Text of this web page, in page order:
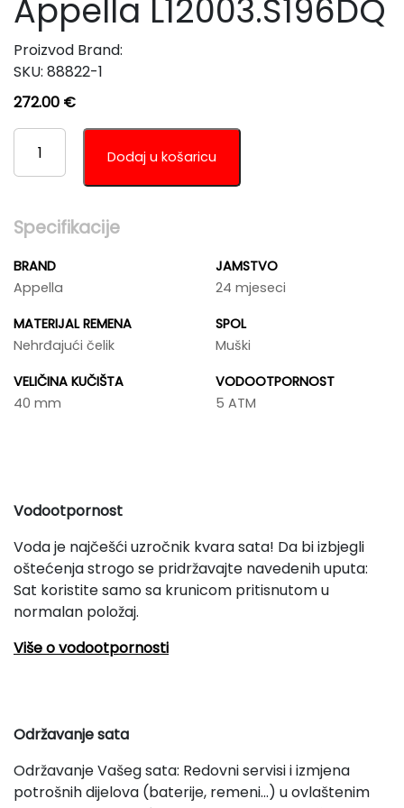
Appella L12003.S196DQ
SKU: 88822-1
Proizvod Brand:
272.00 €
APPELLA
L12003.S196DQ
KOLIČINA
Dodaj u košaricu
Specifikacije
BRAND
Appella
JAMSTVO
24 mjeseci
MATERIJAL REMENA
Nehrđajući čelik
SPOL
Muški
VELIČINA KUČIŠTA
40 mm
VODOOTPORNOST
5 ATM
Vodootpornost
Voda je najčešći uzročnik kvara sata! Da bi izbjegli
oštećenja strogo se pridržavajte navedenih uputa:
Sat koristite samo sa krunicom pritisnutom u
normalan položaj.
Više o vodootpornosti
Održavanje sata
Održavanje Vašeg sata: Redovni servisi i izmjena
potrošnih dijelova (baterije, remeni...) u ovlaštenim